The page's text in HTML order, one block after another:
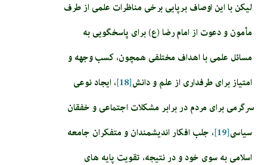
لیکن با این اوصاف برپایی برخی مناظرات علمی از طرف
مأمون و دعوت از امام رضا (ع) برای پاسخگویی به
مسائل علمی با اهداف مختلفی همچون، کسب وجهه و
امتیاز برای طرفداری از علم و دانش[18]
، ایجاد نوعى
سرگرمى براى مردم در برابر مشكلات اجتماعى و خفقان
سياسى‏[19]
، جلب افكار انديشمندان و متفكران جامعه
اسلامى‏ به سوى خود و در نتيجه، تقويت پايه هاى